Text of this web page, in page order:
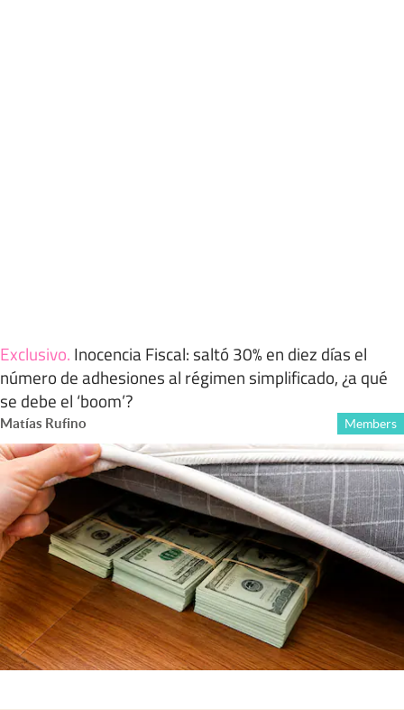
Exclusivo. Inocencia Fiscal: saltó 30% en diez días el
número de adhesiones al régimen simplificado, ¿a qué
se debe el ‘boom’?
Matías Rufino Members